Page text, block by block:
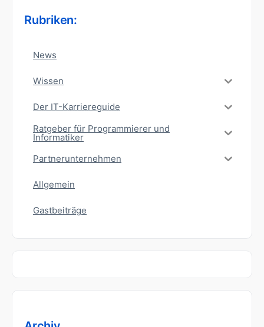
Rubriken:
News
Wissen
Der IT-Karriereguide
Ratgeber für Programmierer und
Informatiker
Partnerunternehmen
Allgemein
Gastbeiträge